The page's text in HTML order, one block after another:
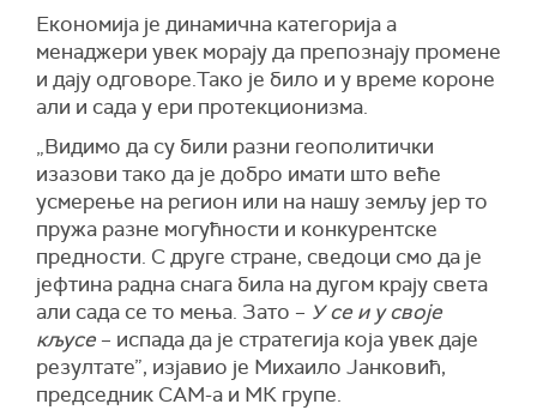
Економија је динамична категорија а
менаджери увек морају да препознају промене
и дају одговоре.Тако је било и у време короне
али и сада у ери протекционизма.
„Видимо да су били разни геополитички
изазови тако да је добро имати што веће
усмерење на регион или на нашу земљу јер то
пружа разне могућности и конкурентске
предности. С друге стране, сведоци смо да је
јефтина радна снага била на дугом крају света
али сада се то мења. Зато – У се и у своје
кљусе– испада да је стратегија која увек даје
резултате”, изјавио је Михаило Јанковић,
председник САМ-а и МК групе.